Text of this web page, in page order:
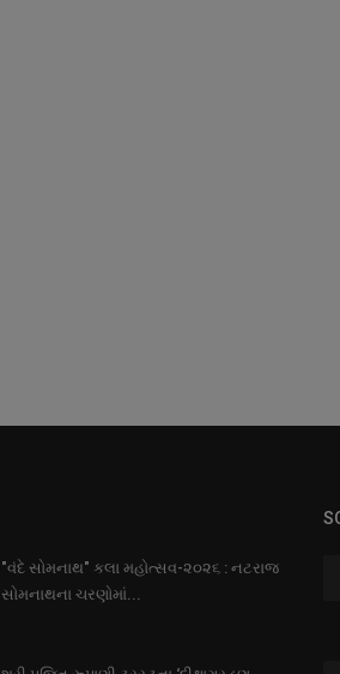
"વંદે સોમનાથ" કલા મહોત્સવ-૨૦૨૬ : નટરાજ
સોમનાથના ચરણોમાં...